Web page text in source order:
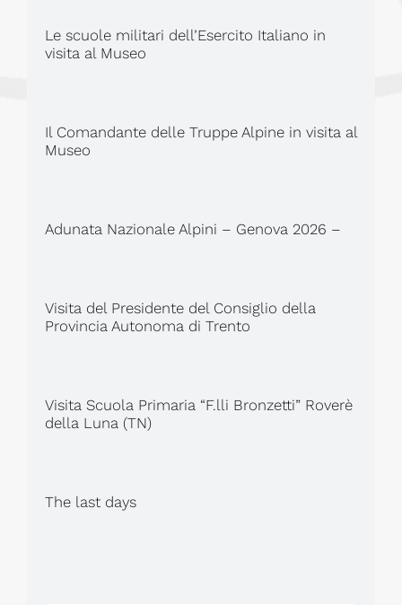
Le scuole militari dell’Esercito Italiano in
visita al Museo
Il Comandante delle Truppe Alpine in visita al
Museo
Adunata Nazionale Alpini – Genova 2026 –
Visita del Presidente del Consiglio della
Provincia Autonoma di Trento
Visita Scuola Primaria “F.lli Bronzetti” Roverè
della Luna (TN)
The last days